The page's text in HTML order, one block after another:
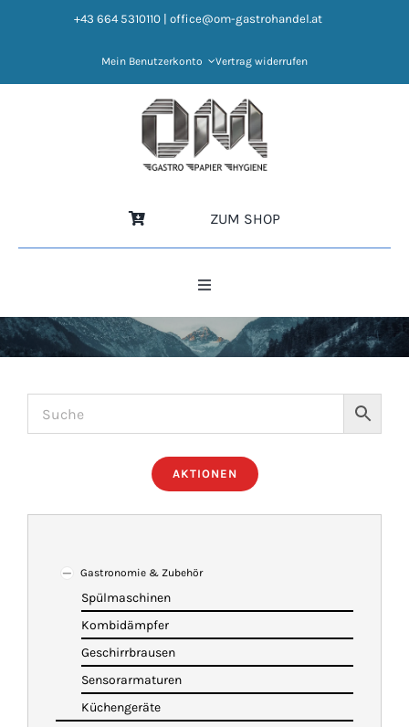
+43 664 5310110 office@om-gastrohandel.at
Mein Benutzerkonto Vertrag widerrufen
ZUM SHOP
Toggle
HOME
NEWS
IMBISSANHÄNGER
KATALOG
AKTIONEN
Gastronomie & Zubehör
Spülmaschinen
Kombidämpfer
Geschirrbrausen
Sensorarmaturen
Küchengeräte